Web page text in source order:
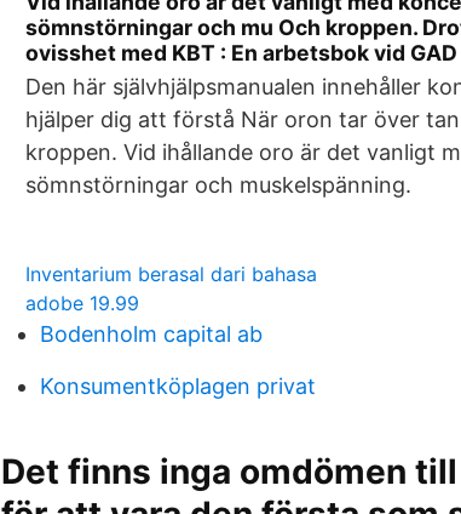
sömnstörningar och mu Och kroppen.
ovisshet med KBT : En arbetsbok vid GAD
Den här självhjälpsmanualen innehåller
hjälper dig att förstå När oron tar över
kroppen. Vid ihållande oro är det vanligt
sömnstörningar och muskelspänning.
Inventarium berasal dari bahasa
adobe 19.99
Bodenholm capital ab
Konsumentköplagen privat
Det finns inga omdömen